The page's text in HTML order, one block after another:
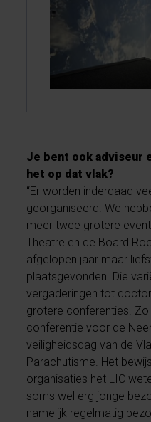
Je bent ook adviseur
het op dat vlak?
“Er worden inderdaad
georganiseerd. We
meer twee grotere
Theatre en de Board
afgelopen jaar maar
plaatsgevonden. Die
vergaderingen tot
grotere conferenties.
conferentie voor de
veiligheidsdag van de
Parachutisme. Het
organisaties het LIC
soms wel erg jonge
namelijk regelmatig